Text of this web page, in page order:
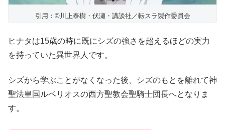
引用：©川上泰樹・伏瀬・講談社／転スラ製作委員会
ヒナタは15歳の時に既にシズの強さを超えるほどの実力
を持っていた異世界人です。
シズから学ぶことがなくなった後、シズのもとを離れて神
聖法皇国ルベリオスの西方聖教会聖騎士団長へとなりま
す。